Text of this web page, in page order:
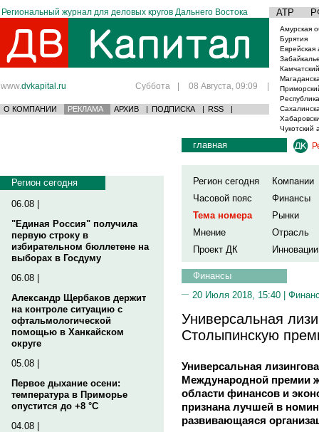
Региональный журнал для деловых кругов Дальнего Востока АТР
www.dvkapital.ru Суббота | 08 Августа, 09:09 |
О КОМПАНИИ РЕКЛАМА АРХИВ | ПОДПИСКА | RSS |
Амурская
Бурятия
Еврейская
Чукотский
Регион сегодня
06.08 |
"Единая Россия" получила
первую строку в
избирательном бюллетене на
выборах в Госдуму
06.08 |
Александр Щербаков держит
на контроле ситуацию с
офтальмологической
помощью в Ханкайском
округе
05.08 |
Первое дыхание осени:
температура в Приморье
опустится до +8 °C
04.08 |
главная
Регион сегодня
Компании
Часовой пояс
Финансы
Тема номера
Рынки
Мнение
Отрасль
Проект ДК
Инновации
Финансы
20 Июля 2018, 15:40 |
Универсальная
Столыпинскую
Универсальная
Международной премии
области финансов и
признана лучшей в
развивающаяся